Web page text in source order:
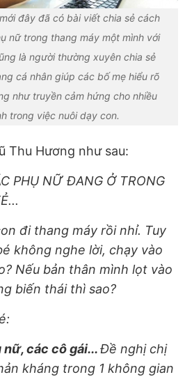
đây đã có bài viết chia sẻ cách
nữ trong thang máy một mình với
là người thường xuyên chia sẻ
cá nhân giúp các bố mẹ hiểu rõ
như truyền cảm hứng cho nhiều
trong việc nuôi dạy con.
Thu Hương như sau:
PHỤ NỮ ĐANG Ở TRONG
đi thang máy rồi nhỉ. Tuy
không nghe lời, chạy vào
Nếu bản thân mình lọt vào
biến thái thì sao?
nữ, các cô gái...Đề nghị chị
kháng trong 1 không gian